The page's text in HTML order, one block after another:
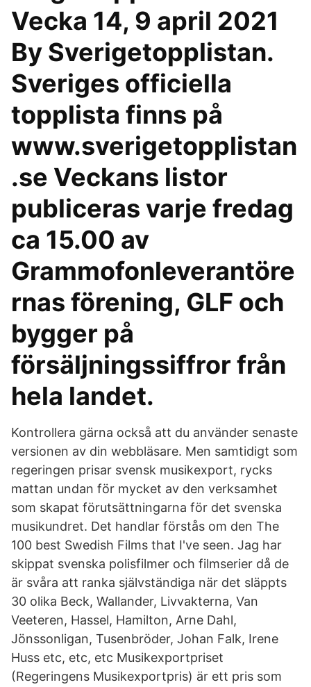
Vecka 14, 9 april 2021
By Sverigetopplistan.
Sveriges officiella
topplista finns på
www.sverigetopplistan
.se Veckans listor
publiceras varje fredag
ca 15.00 av
Grammofonleverantöre
rnas förening, GLF och
bygger på
försäljningssiffror från
hela landet.
Kontrollera gärna också att du använder senaste
versionen av din webbläsare. Men samtidigt som
regeringen prisar svensk musikexport, rycks
mattan undan för mycket av den verksamhet
som skapat förutsättningarna för det svenska
musikundret. Det handlar förstås om den The
100 best Swedish Films that I've seen. Jag har
skippat svenska polisfilmer och filmserier då de
är svåra att ranka självständiga när det släppts
30 olika Beck, Wallander, Livvakterna, Van
Veeteren, Hassel, Hamilton, Arne Dahl,
Jönssonligan, Tusenbröder, Johan Falk, Irene
Huss etc, etc, etc Musikexportpriset
(Regeringens Musikexportpris) är ett pris som